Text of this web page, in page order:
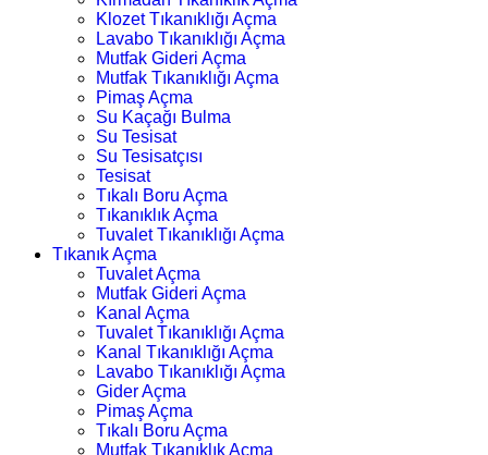
Klozet Tıkanıklığı Açma
Lavabo Tıkanıklığı Açma
Mutfak Gideri Açma
Mutfak Tıkanıklığı Açma
Pimaş Açma
Su Kaçağı Bulma
Su Tesisat
Su Tesisatçısı
Tesisat
Tıkalı Boru Açma
Tıkanıklık Açma
Tuvalet Tıkanıklığı Açma
Tıkanık Açma
Tuvalet Açma
Mutfak Gideri Açma
Kanal Açma
Tuvalet Tıkanıklığı Açma
Kanal Tıkanıklığı Açma
Lavabo Tıkanıklığı Açma
Gider Açma
Pimaş Açma
Tıkalı Boru Açma
Mutfak Tıkanıklık Açma